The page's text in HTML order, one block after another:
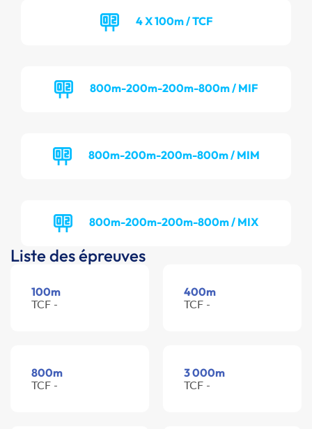
4 X 100m / TCF
800m-200m-200m-800m / MIF
800m-200m-200m-800m / MIM
800m-200m-200m-800m / MIX
Liste des épreuves
100m
TCF -
400m
TCF -
800m
TCF -
3 000m
TCF -